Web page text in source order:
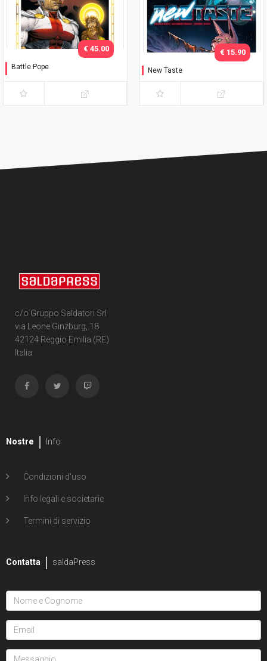
Battle Pope
€ 45.00
New Taste
€ 15.90
c/o Gruppo Saldatori Srl
via Leone Ginzburg, 18
42124 Reggio Emilia (RE)
Italia
Nostre Info
Condizioni d'uso
Info legali e societarie
Termini di servizio
Contatta saldaPress